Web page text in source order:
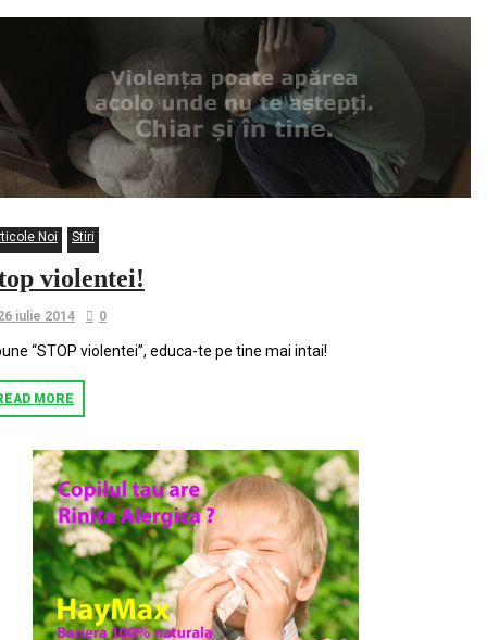
Noi Stiri
violentei!
iulie 2014 0
“STOP violentei”, educa-te pe tine mai intai!
MORE